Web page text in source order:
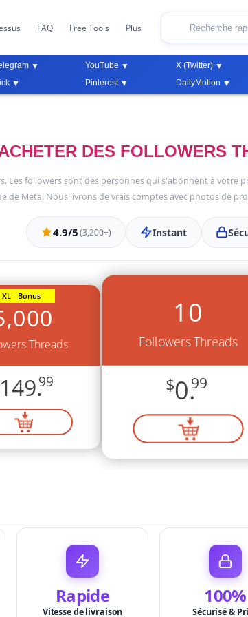
FAQ Free Tools Plus
YouTube X (Twitter)
Pinterest DailyMotion
DES FOLLOWERS
Les followers sont des personnes qui s'abonnent à
de Meta. Nous livrons de vrais comptes avec photos de
4.9/5(3,200+) Instant
XL - Bonus
Threads
149.99
10
Followers Threads
$0.99
Rapide
Vitesse de livraison
100%
Sécurisé &